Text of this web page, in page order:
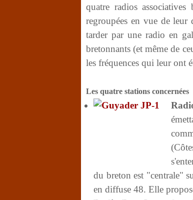
quatre radios
regroupées en vue de
tarder par une radio en
bretonnants (et même de
les fréquences qui leur ont
Les quatre stations concernées
du breton est "centrale"
en diffuse 48. Elle